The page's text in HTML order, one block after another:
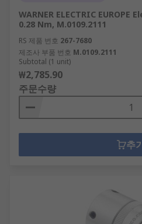
WARNER ELECTRIC
0.28 Nm, M.0109.2111
RS 제품 번호 267-7680
제조사 부품 번호 M.0109.2111
Subtotal (1 unit)
₩2,785.90
주문수량
추